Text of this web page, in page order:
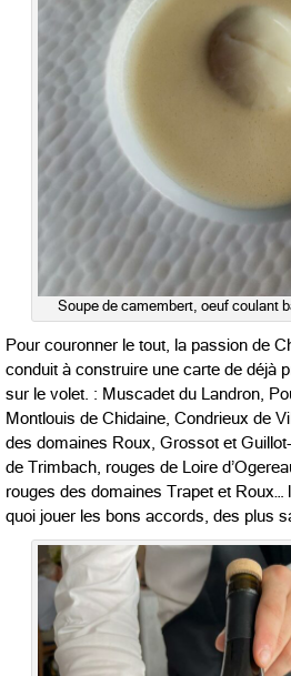
Soupe de camembert, oeuf coulant
Pour couronner le tout, la passion de
conduit à construire une carte de déjà
sur le volet. : Muscadet du Landron,
Montlouis de Chidaine, Condrieux de
des domaines Roux, Grossot et
de Trimbach, rouges de Loire
rouges des domaines Trapet et Roux…
quoi jouer les bons accords, des plus